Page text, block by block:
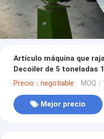
Artículo máquina que
Decoiler de 5 toneladas
Precio：negotiable MOQ
Mejor precio